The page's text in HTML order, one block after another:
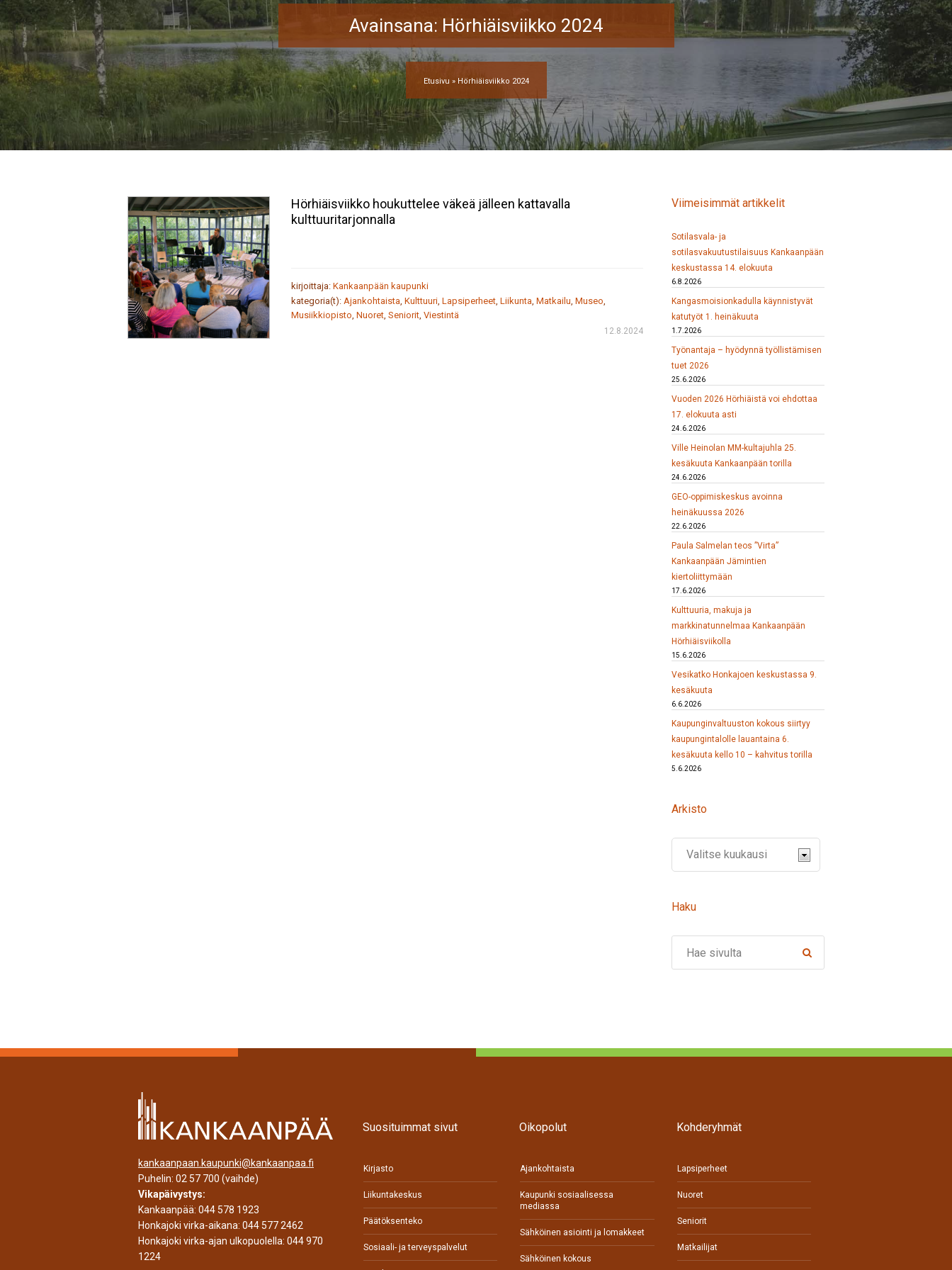
Avainsana: Hörhiäisviikko 2024
Etusivu » Hörhiäisviikko 2024
Hörhiäisviikko houkuttelee väkeä jälleen kattavalla
kulttuuritarjonnalla
kirjoittaja: Kankaanpään kaupunki
kategoria(t): Ajankohtaista Kulttuuri, Lapsiperheet, Liikunta Matkailu Museo
Musiikkiopisto Nuoret, Seniorit, Viestintä
12.8.2024
Viimeisimmät artikkelit
Sotilasvala- ja
sotilasvakuutustilaisuus Kankaanpään
keskustassa 14. elokuuta
6.8.2026
Kangasmoisionkadulla käynnistyvät
katutyöt 1. heinäkuuta
1.7.2026
Työnantaja – hyödynnä työllistämisen
tuet 2026
25.6.2026
Vuoden 2026 Hörhiäistä voi ehdottaa
17. elokuuta asti
24.6.2026
Ville Heinolan MM-kultajuhla 25.
kesäkuuta Kankaanpään torilla
24.6.2026
GEO-oppimiskeskus avoinna
heinäkuussa 2026
22.6.2026
Paula Salmelan teos ”Virta”
Kankaanpään Jämintien
kiertoliittymään
17.6.2026
Kulttuuria, makuja ja
markkinatunnelmaa Kankaanpään
Hörhiäisviikolla
15.6.2026
Vesikatko Honkajoen keskustassa 9.
kesäkuuta
6.6.2026
Kaupunginvaltuuston kokous siirtyy
kaupungintalolle lauantaina 6.
kesäkuuta kello 10 – kahvitus torilla
5.6.2026
Arkisto
Haku
kankaanpaan.kaupunki@kankaanpaa.fi
Puhelin: 02 57 700 (vaihde)
Vikapäivystys:
Kankaanpää: 044 578 1923
Honkajoki virka-aikana: 044 577 2462
Honkajoki virka-ajan ulkopuolella: 044 970
1224
Suosituimmat sivut
Kirjasto
Liikuntakeskus
Päätöksenteko
Sosiaali- ja terveyspalvelut
Oikopolut
Ajankohtaista
Kaupunki sosiaalisessa
mediassa
Sähköinen asiointi ja lomakkeet
Sähköinen kokous
Kohderyhmät
Lapsiperheet
Nuoret
Seniorit
Matkailijat